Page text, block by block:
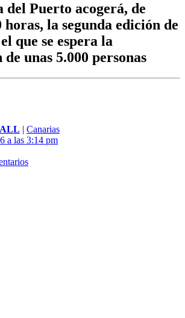
del Puerto acogerá, de
horas, la segunda edición de
que se espera la
unas 5.000 personas
| Canarias
a las 3:14 pm